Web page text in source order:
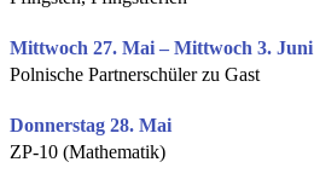
Mittwoch 27. Mai – Mittwoch 3. Juni
Polnische Partnerschüler zu Gast
Donnerstag 28. Mai
ZP-10 (Mathematik)